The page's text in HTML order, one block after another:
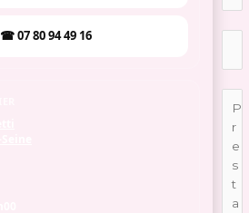
☎ 07 80 94 49 16